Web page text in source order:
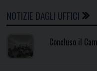
NOTIZIE DAGLI UFFICI
Concluso il